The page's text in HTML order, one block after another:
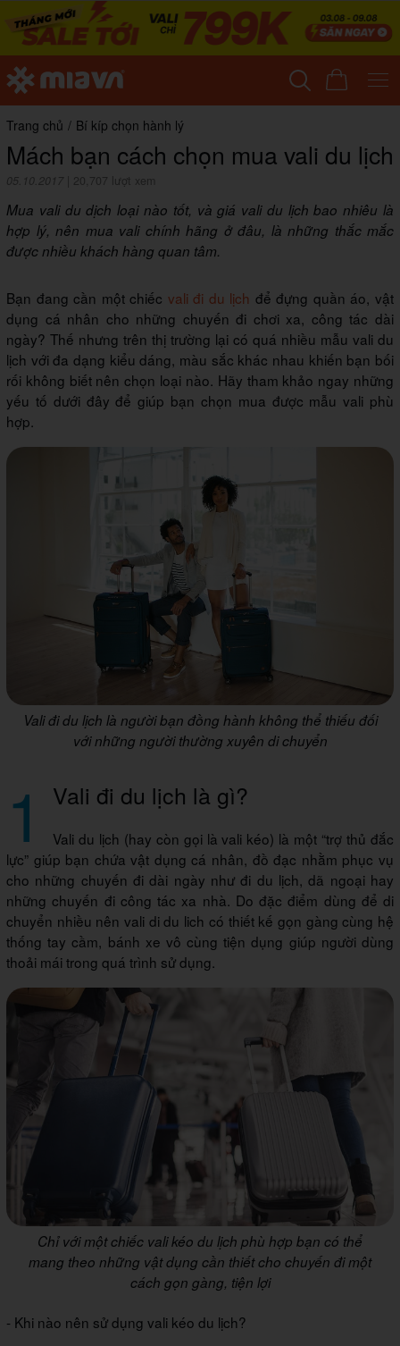
Trang chủ / Bí kíp chọn hành lý
Mách bạn cách chọn mua vali du lịch
05.10.2017 20,707 lượt xem
Mua vali du dịch loại nào tốt, và giá vali du lịch bao nhiêu là
hợp lý, nên mua vali chính hãng ở đâu, là những thắc mắc
được nhiều khách hàng quan tâm.
Bạn đang cần một chiếc vali đi du lịch để đựng quần áo, vật
dụng cá nhân cho những chuyến đi chơi xa, công tác dài
ngày? Thế nhưng trên thị trường lại có quá nhiều mẫu vali du
lịch với đa dạng kiểu dáng, màu sắc khác nhau khiến bạn bối
rối không biết nên chọn loại nào. Hãy tham khảo ngay những
yếu tố dưới đây để giúp bạn chọn mua được mẫu vali phù
hợp.
Vali đi du lịch là người bạn đồng hành không thể thiếu đối
với những người thường xuyên di chuyển
1 Vali đi du lịch là gì?
Vali du lịch (hay còn gọi là vali kéo) là một “trợ thủ đắc
lực” giúp bạn chứa vật dụng cá nhân, đồ đạc nhằm phục vụ
cho những chuyến đi dài ngày như đi du lịch, dã ngoại hay
những chuyến đi công tác xa nhà. Do đặc điểm dùng để di
chuyển nhiều nên vali di du lich có thiết kế gọn gàng cùng hệ
thống tay cầm, bánh xe vô cùng tiện dụng giúp người dùng
thoải mái trong quá trình sử dụng.
Chỉ với một chiếc vali kéo du lịch phù hợp bạn có thể
mang theo những vật dụng cần thiết cho chuyến đi một
cách gọn gàng, tiện lợi
- Khi nào nên sử dụng vali kéo du lịch?